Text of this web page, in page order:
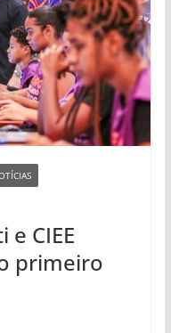
CIEE
primeiro